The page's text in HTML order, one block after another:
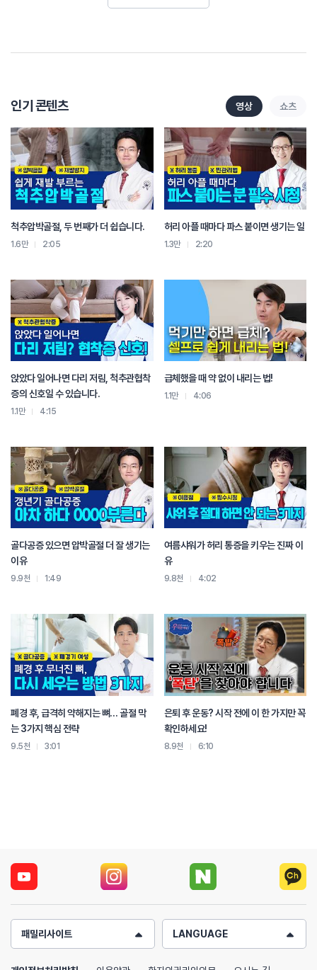
실질적으로 논문들을 살펴보면
발견이 되는 경우가 많습니다
그럼 이유가 뭐냐면 내 나이가 50대인데
내 척추 상태가 내 나이보다 맞지 않게 더 많이 나이를 먹어 버린 거죠
퇴행이 더 갑자기 더 심해져 버린 거죠
즉 내 나이가 50대인데 50대에 맞는 정도로만 퇴행이 돼 있을 때는
약간 좀 불편하고 뭐 그러다가 말고 하는 그 정도의 불편감
정상적인 퇴행의 과정을 거친다라고 얘기를 할 수 있는 반면에
내 나이가 60대인데 내 허리 나이가 80대 90대처럼 퇴행이 많이 진행이 되어
있다
그랬을 경우에는 병원을 많이 가게 되는 심한 통증을 호소하게 되는 겁니다
(질문)
50~60대 특징적인 증상이 딱히 있냐
그렇다고 보기는 사실은 어렵고요
대부분 퇴행을 동반하니까 퇴행성 척추증이 병행된다고 볼 수 있어요
그 50~60대의 가장 특징적인 증상은
일반적으로 허리가 뻣뻣하다
어느 날부터 아침에 내가 신발 신는데 허리가 좀 불편했어
평소에 세수하는데 문제가 없었는데 세수할 때 허리가 아파
아 그러면은 아 내 척추가 뭔가 문제가 생기기 시작했구나라고 생각을 해도 됩니다
우리 보통 허리가 밤에 자는 동안
하루에 생겼던 염증들이 청소가 되고 쉴 수 있거든요
그런데 그럼에도 불구하고 딱 아침 일어나서 허리를 폈는데 허리가 아프다
화장실 가려고 하는데 허리가 바로 안 펴지고
어 하면서 뭔가 준비 과정이 필요하다
그때는 아 허리를 바짝 조심하셔야 되고
신경이 본격적으로 압박이 되는 증상이 나타나게 되면
골반 아래 엉덩이 아래로 쭉 타고 내려가는 방사통이 나타납니다
그 상태가 한 1~2주 정도 지속이 되면
그때는 두말 할 거 없어요
(질문)
이제 병원에 가게 되면 어떤 치료들이 있을까요?
(우인 병원장)
50~60대라고 해서 병원에 왔을 때 특별히 치료 방법이
다른 거라고 보기에는 어렵고요
기본적으로 원인 자체가 뼈와 근육과 인대가 약해지는 것에서
시작을 하니까요
아까 말씀드렸던 것처럼
50~60대가 본격적으로 노령화 되는 시기의 초입이기 때문에
예를 들어서 수술을 한 번을 했다면
그만큼 그 척추 구조물들이 약해질 수밖에 없거든요
살다 보면 또 아파져요 또 그러다 고비를 넘기면 또 아파지고
인기 콘텐츠 영상 쇼츠
척추압박골절, 두 번째가 더 쉽습니다.
1.6만 2:05
허리 아플 때마다 파스 붙이면 생기는 일
1.3만 2:20
앉았다 일어나면 다리 저림, 척추관협착
증의 신호일 수 있습니다.
1.1만 4:15
급체했을 때 약 없이 내리는 법!
1.1만 4:06
골다공증 있으면 압박골절 더 잘 생기는
이유
9.9천 1:49
여름샤워가 허리 통증을 키우는 진짜 이
유
9.8천 4:02
폐경 후, 급격히 약해지는 뼈… 골절 막
는 3가지 핵심 전략
9.5천 3:01
은퇴 후 운동? 시작 전에 이 한 가지만 꼭
확인하세요!
8.9천 6:10
패밀리사이트 LANGUAGE